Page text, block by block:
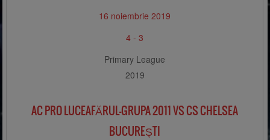
16 noiembrie 2019
4 -3
Primary League
2019
AC PRO LUCEAFĂRUL-GRUPA 2011 VS CS CHELSEA
BUCUREȘTI